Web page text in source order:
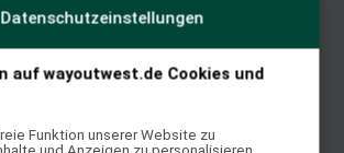
Datenschutzeinstellungen
auf wayoutwest.de Cookies und
Funktion unserer Website zu
und Anzeigen zu personalisieren,